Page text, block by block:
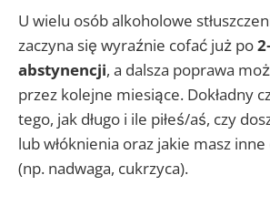
U wielu osób alkoholowe
zaczyna się wyraźnie cofać już po
abstynencji, a dalsza poprawa
przez kolejne miesiące. Dokładny
tego, jak długo i ile piłeś/aś, czy
lub włóknienia oraz jakie masz
(np. nadwaga, cukrzyca).